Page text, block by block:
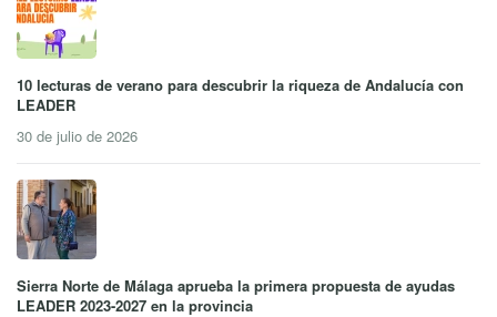
10 lecturas de verano para descubrir la riqueza de Andalucía con
LEADER
30 de julio de 2026
Sierra Norte de Málaga aprueba la primera propuesta de ayudas
LEADER 2023-2027 en la provincia